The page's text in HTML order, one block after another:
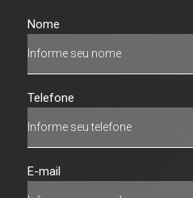
Nome
Telefone
E-mail